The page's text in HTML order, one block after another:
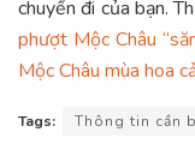
chuyến đi của bạn.
phượt Mộc Châu
Mộc Châu mùa hoa
Tags: Thông tin cần